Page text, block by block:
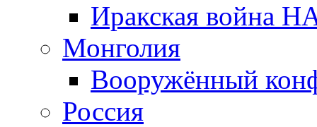
Иракская война
Монголия
Вооружённый
Россия